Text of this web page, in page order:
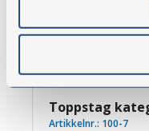
Toppstag
Artikkelnr.: 100-7